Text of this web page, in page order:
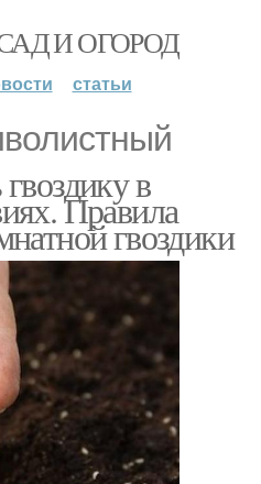
И ОГОРОД
статьи
в
Правила
гвоздики